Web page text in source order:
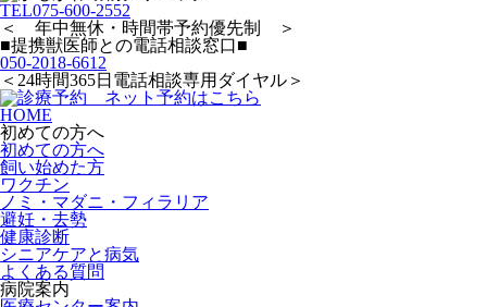
TEL075-600-2552
＜ 年中無休・時間帯予約優先制 ＞
■提携獣医師との電話相談窓口■
050-2018-6612
＜24時間365日電話相談専用ダイヤル＞
HOME
初めての方へ
初めての方へ
飼い始めた方
ワクチン
ノミ・マダニ・フィラリア
避妊・去勢
健康診断
シニアケアと病気
よくある質問
病院案内